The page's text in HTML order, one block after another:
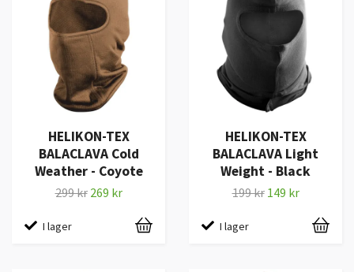
HELIKON-TEX
BALACLAVA Cold
Weather - Coyote
299 kr 269 kr
I lager
HELIKON-TEX
BALACLAVA Light
Weight - Black
199 kr 149 kr
I lager